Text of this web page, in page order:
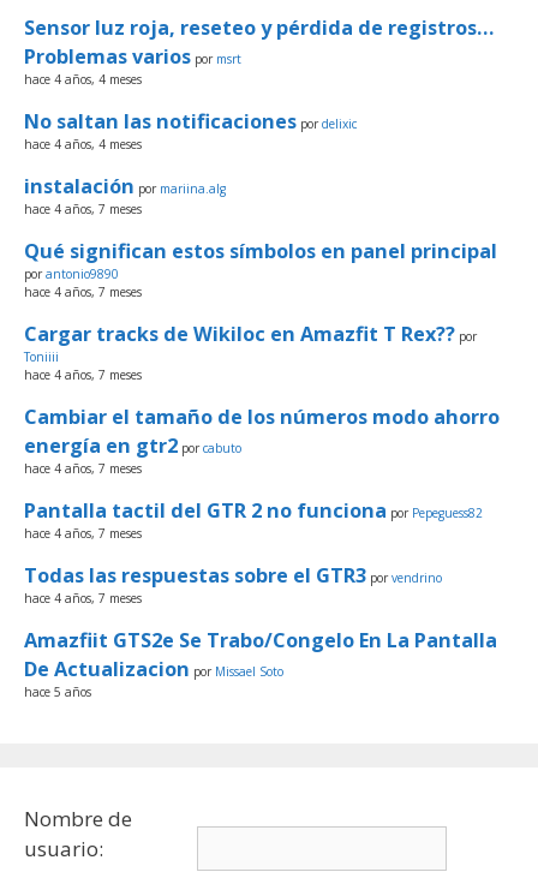
Sensor luz roja, reseteo y pérdida de registros…
Problemas varios por msrt
hace 4 años, 4 meses
No saltan las notificaciones pordelixic
hace 4 años, 4 meses
instalación por mariina.alg
hace 4 años, 7 meses
Qué significan estos símbolos en panel principal
porantonio9890
hace 4 años, 7 meses
Cargar tracks de Wikiloc en Amazfit T Rex?? por
Toniiii
hace 4 años, 7 meses
Cambiar el tamaño de los números modo ahorro
energía en gtr2 porcabuto
hace 4 años, 7 meses
Pantalla tactil del GTR 2 no funciona por Pepeguess82
hace 4 años, 7 meses
Todas las respuestas sobre el GTR3 porvendrino
hace 4 años, 7 meses
Amazfiit GTS2e Se Trabo/Congelo En La Pantalla
De Actualizacion por Missael Soto
hace 5 años
Nombre de
usuario: